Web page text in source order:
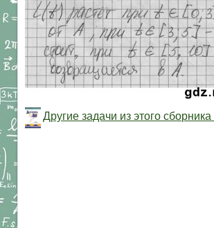
Другие задачи из этого